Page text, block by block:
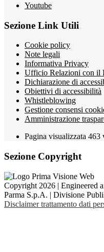
Youtube
Sezione Link Utili
Cookie policy
Note legali
Informativa Privacy
Ufficio Relazioni con il
Dichiarazione di
Obiettivi di accessibilità
Whistleblowing
Gestione consensi
Amministrazione
Pagina visualizzata 463
Sezione Copyright
Copyright 2026 | Engineered
Parma S.p.A. | Divisione
Disclaimer trattamento dati